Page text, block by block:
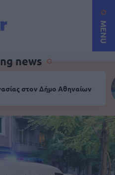
MENU
news
στον Δήμο Αθηναίων